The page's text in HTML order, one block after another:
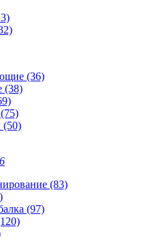
(36)
(38)
(83)
(97)